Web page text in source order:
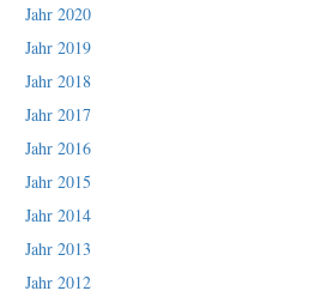
Jahr 2020
Jahr 2019
Jahr 2018
Jahr 2017
Jahr 2016
Jahr 2015
Jahr 2014
Jahr 2013
Jahr 2012